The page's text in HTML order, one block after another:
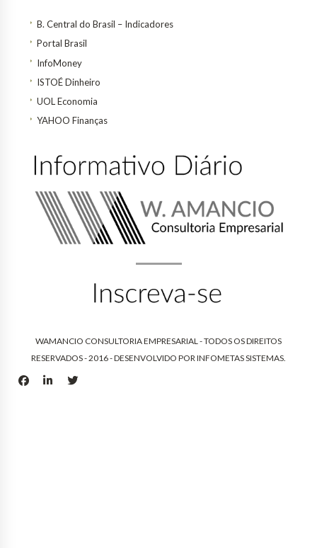
B. Central do Brasil – Indicadores
Portal Brasil
InfoMoney
ISTOÉ Dinheiro
UOL Economia
YAHOO Finanças
WAMANCIO CONSULTORIA EMPRESARIAL - TODOS OS DIREITOS
RESERVADOS - 2016 - DESENVOLVIDO POR INFOMETAS SISTEMAS